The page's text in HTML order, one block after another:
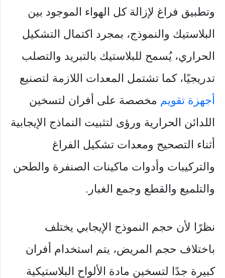
وتطبيق فراغ لإزالة كل الهواء الموجود بين
البلاستيك والنموذج، بمجرد اكتمال التشكيل
الحراري، يُسمح للبلاستيك بالتبريد والتصلب
تدريجيًا، كما تشتمل المعدات اللازمة لتصنيع
أجهزة تقويم مخصصة على أفران لتسخين
اللدائن الحرارية ورؤى لتثبيت النماذج الإيجابية
أثناء التصحيح ومعدات تشكيل الفراغ
والتركيبات وأدوات ماكينات الصنفرة والطحن
والتلميع والقطع وجمع الغبار.
نظرًا لأن حجم النموذج الإيجابي يختلف
باختلاف حجم المريض، يتم استخدام أفران
كبيرة جدًا لتسخين مادة الألواح البلاستيكية